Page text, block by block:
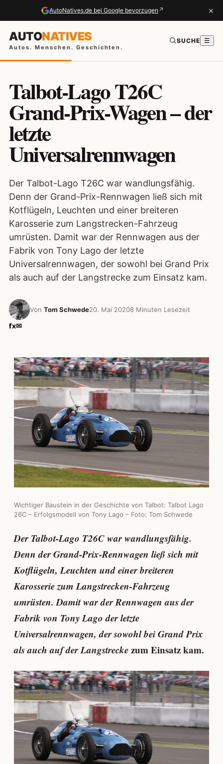
AutoNatives.de bei Google bevorzugen ↗ ×
AUTONATIVES
Autos. Menschen. Geschichten.
SUCHE ☰
Talbot-Lago T26C
Grand-Prix-Wagen – der
letzte
Universalrennwagen
Der Talbot-Lago T26C war wandlungsfähig.
Denn der Grand-Prix-Rennwagen ließ sich mit
Kotflügeln, Leuchten und einer breiteren
Karosserie zum Langstrecken-Fahrzeug
umrüsten. Damit war der Rennwagen aus der
Fabrik von Tony Lago der letzte
Universalrennwagen, der sowohl bei Grand Prix
als auch auf der Langstrecke zum Einsatz kam.
Von Tom Schwede20. Mai 20208 Minuten Lesezeit
fx✉
Wichtiger Baustein in der Geschichte von Talbot: Talbot Lago
26C – Erfolgsmodell von Tony Lago – Foto: Tom Schwede
Der Talbot-Lago T26C war wandlungsfähig.
Denn der Grand-Prix-Rennwagen ließ sich mit
Kotflügeln, Leuchten und einer breiteren
Karosserie zum Langstrecken-Fahrzeug
umrüsten. Damit war der Rennwagen aus der
Fabrik von Tony Lago der letzte
Universalrennwagen, der sowohl bei Grand Prix
als auch auf der Langstreckezum Einsatz kam.